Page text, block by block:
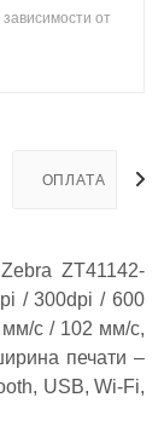
зависимости от
ОПЛАТА
ZT41142-
/ 300dpi / 600
мм/с / 102 мм/c,
печати –
USB, Wi-Fi,